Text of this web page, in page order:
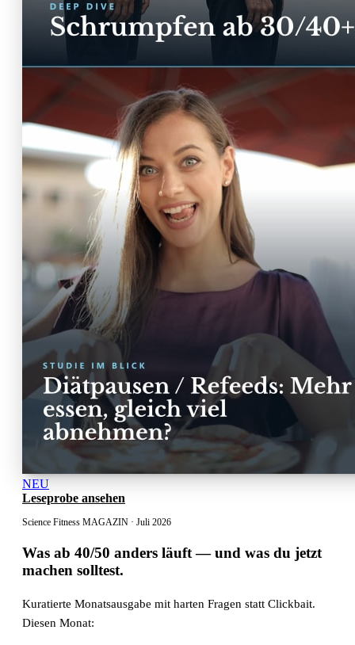
NEU
Leseprobe ansehen
Science Fitness MAGAZIN · Juli 2026
Was ab 40/50 anders läuft— und was du jetzt
machen solltest.
Kuratierte Monatsausgabe mit harten Fragen statt Clickbait.
Diesen Monat: